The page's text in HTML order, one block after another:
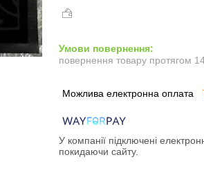
повернення товару протягом
У компанії підключені
покидаючи сайту.